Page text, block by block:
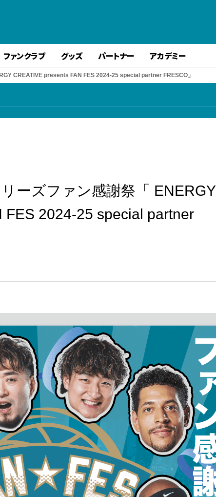
ファンクラブ グッズ パートナー アカデミー
CREATIVE presents FAN FES 2024-25 special partner FRESCO」
ーズファン感謝祭「 ENERGY
FES 2024-25 special partner